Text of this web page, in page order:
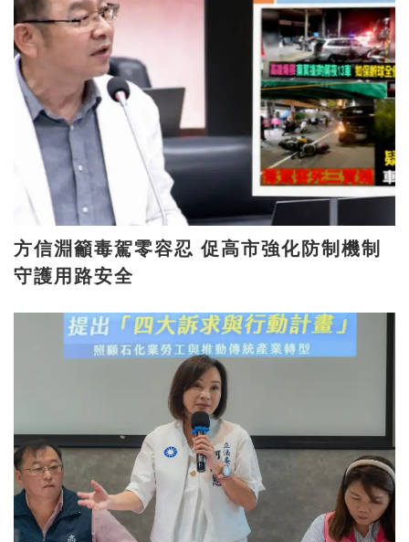
方信淵籲毒駕零容忍 促高市強化防制機制
守護用路安全